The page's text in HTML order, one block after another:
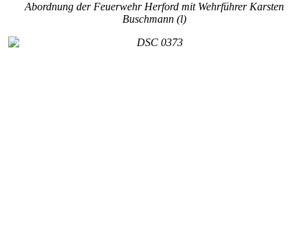
Abordnung der Feuerwehr Herford mit Wehrführer Karsten
Buschmann (l)